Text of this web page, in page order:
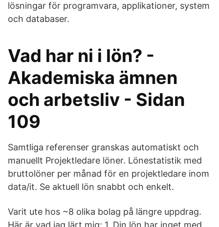
lösningar för programvara, applikationer, system
och databaser.
Vad har ni i lön? -
Akademiska ämnen
och arbetsliv - Sidan
109
Samtliga referenser granskas automatiskt och
manuellt Projektledare löner. Lönestatistik med
bruttolöner per månad för en projektledare inom
data/it. Se aktuell lön snabbt och enkelt.
Varit ute hos ~8 olika bolag på längre uppdrag.
Här är vad jag lärt mig: 1. Din lön har inget med